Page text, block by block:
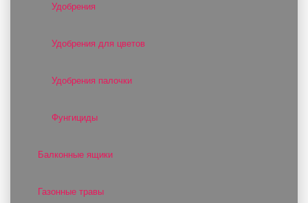
Удобрения
Удобрения для цветов
Удобрения палочки
Фунгициды
Балконные ящики
Газонные травы